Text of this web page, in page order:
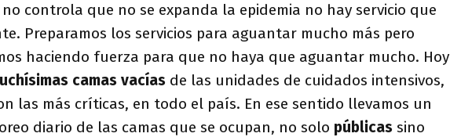
controla que no se expanda la epidemia no hay servicio que
Preparamos los servicios para aguantar mucho más pero
haciendo fuerza para que no haya que aguantar mucho. Hoy
camas vacías de las unidades de cuidados intensivos,
las más críticas, en todo el país. En ese sentido llevamos un
diario de las camas que se ocupan, no solo públicas sino